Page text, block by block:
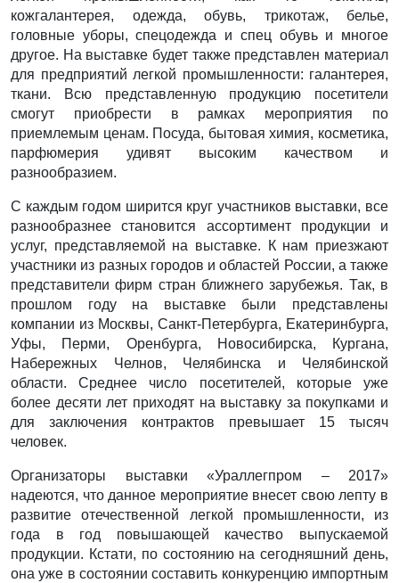
кожгалантерея, одежда, обувь, трикотаж, белье,
головные уборы, спецодежда и спец обувь и многое
другое. На выставке будет также представлен материал
для предприятий легкой промышленности: галантерея,
ткани. Всю представленную продукцию посетители
смогут приобрести в рамках мероприятия по
приемлемым ценам. Посуда, бытовая химия, косметика,
парфюмерия удивят высоким качеством и
разнообразием.
С каждым годом ширится круг участников выставки, все
разнообразнее становится ассортимент продукции и
услуг, представляемой на выставке. К нам приезжают
участники из разных городов и областей России, а также
представители фирм стран ближнего зарубежья. Так, в
прошлом году на выставке были представлены
компании из Москвы, Санкт-Петербурга, Екатеринбурга,
Уфы, Перми, Оренбурга, Новосибирска, Кургана,
Набережных Челнов, Челябинска и Челябинской
области. Среднее число посетителей, которые уже
более десяти лет приходят на выставку за покупками и
для заключения контрактов превышает 15 тысяч
человек.
Организаторы выставки «Ураллегпром – 2017»
надеются, что данное мероприятие внесет свою лепту в
развитие отечественной легкой промышленности, из
года в год повышающей качество выпускаемой
продукции. Кстати, по состоянию на сегодняшний день,
она уже в состоянии составить конкуренцию импортным